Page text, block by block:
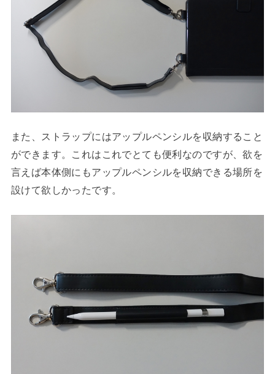
また、ストラップにはアップルペンシルを収納すること
ができます。これはこれでとても便利なのですが、欲を
言えば本体側にもアップルペンシルを収納できる場所を
設けて欲しかったです。